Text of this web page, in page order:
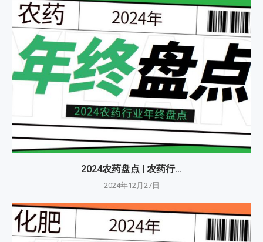
2024农药盘点 | 农药行...
2024年12月27日